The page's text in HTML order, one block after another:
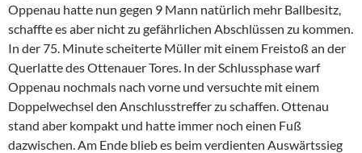
Oppenau hatte nun gegen 9 Mann natürlich mehr Ballbesitz,
schaffte es aber nicht zu gefährlichen Abschlüssen zu kommen.
In der 75. Minute scheiterte Müller mit einem Freistoß an der
Querlatte des Ottenauer Tores. In der Schlussphase warf
Oppenau nochmals nach vorne und versuchte mit einem
Doppelwechsel den Anschlusstreffer zu schaffen. Ottenau
stand aber kompakt und hatte immer noch einen Fuß
dazwischen. Am Ende blieb es beim verdienten Auswärtssieg